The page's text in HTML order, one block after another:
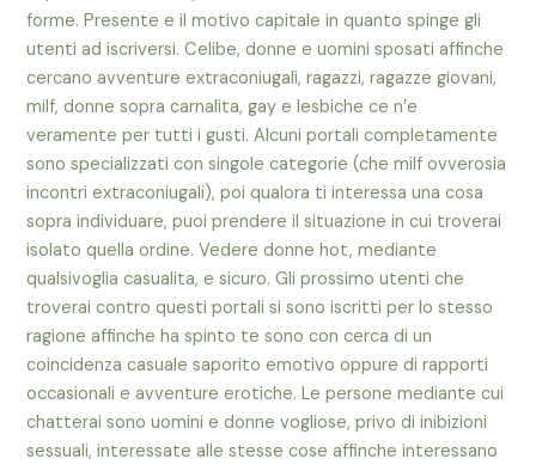
forme. Presente e il motivo capitale in quanto spinge gli
utenti ad iscriversi. Celibe, donne e uomini sposati affinche
cercano avventure extraconiugali, ragazzi, ragazze giovani,
milf, donne sopra carnalita, gay e lesbiche ce n’e
veramente per tutti i gusti. Alcuni portali completamente
sono specializzati con singole categorie (che milf ovverosia
incontri extraconiugali), poi qualora ti interessa una cosa
sopra individuare, puoi prendere il situazione in cui troverai
isolato quella ordine. Vedere donne hot, mediante
qualsivoglia casualita, e sicuro. Gli prossimo utenti che
troverai contro questi portali si sono iscritti per lo stesso
ragione affinche ha spinto te sono con cerca di un
coincidenza casuale saporito emotivo oppure di rapporti
occasionali e avventure erotiche. Le persone mediante cui
chatterai sono uomini e donne vogliose, privo di inibizioni
sessuali, interessate alle stesse cose affinche interessano